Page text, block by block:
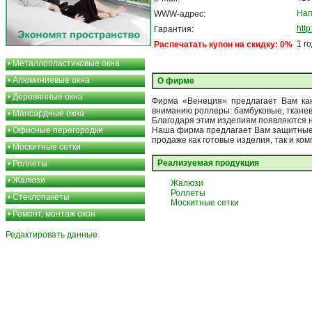
•Металлопластиковые окна
•Алюминиевые окна
•Деревянные окна
•Мансардные окна
•Офисные перегородки
•Москитные сетки
•Роллеты
•Жалюзи
•Стеклопакеты
•Ремонт, монтаж окон
WWW-адрес:
Гарантия:
Распечатать купон на скидку: 0% 1
О фирме
Фирма «Венеция» предлагает Вам
вниманию роллеры: бамбуковые,
Благодаря этим изделиям появляются
Наша фирма предлагает Вам защитные
продаже как готовые изделия, так и
Реализуемая продукция
Жалюзи
Роллеты
Москитные сетки
Редактировать данные